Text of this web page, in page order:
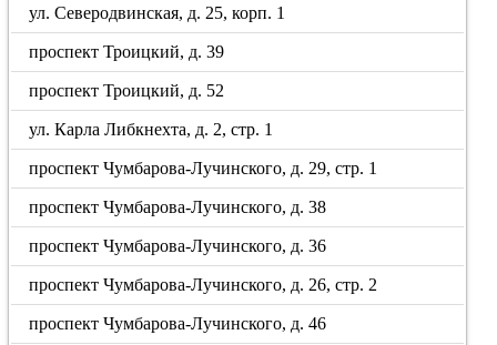
ул. Северодвинская, д. 25, корп. 1
проспект Троицкий, д. 39
проспект Троицкий, д. 52
ул. Карла Либкнехта, д. 2, стр. 1
проспект Чумбарова-Лучинского, д. 29, стр. 1
проспект Чумбарова-Лучинского, д. 38
проспект Чумбарова-Лучинского, д. 36
проспект Чумбарова-Лучинского, д. 26, стр. 2
проспект Чумбарова-Лучинского, д. 46